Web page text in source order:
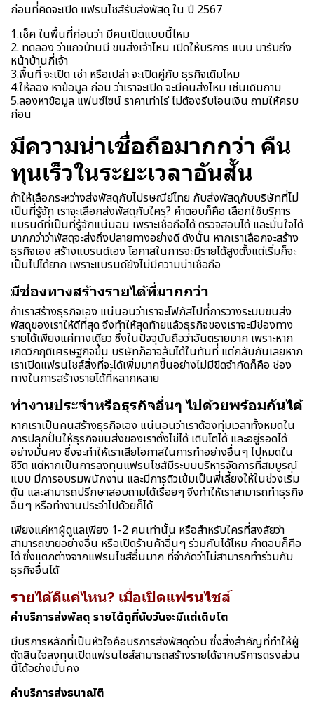
ก่อนที่คิดจะเปิด แฟรนไชส์รับส่งพัสดุ ใน ปี 2567
1.เช็ค ในพื้นที่ก่อนว่า มีคนเปิดแบบนี้ไหม
2. ทดลอง ว่าแถวบ้านมี ขนส่งเจ้าไหน เปิดให้บริการ แบบ มารับถึง
หน้าบ้านกี่เจ้า
3.พื้นที่ จะเปิด เช่า หรือเปล่า จะเปิดคู่กับ ธุรกิจเดิมไหม
4.ให้ลอง หาข้อมูล ก่อน ว่าเราจะเปิด จะมีคนส่งไหม เช่นเดินถาม
5.ลองหาข้อมูล แฟนซ์ไซน์ ราคาเท่าไร่ ไม่ต้องรีบโอนเงิน ถามให้ครบ
ก่อน
มีความน่าเชื่อถือมากกว่า คืน
ทุนเร็วในระยะเวลาอันสั้น
ถ้าให้เลือกระหว่างส่งพัสดุกับไปรษณีย์ไทย กับส่งพัสดุกับบริษัทที่ไม่
เป็นที่รู้จัก เราจะเลือกส่งพัสดุกับใคร? คำตอบก็คือ เลือกใช้บริการ
แบรนด์ที่เป็นที่รู้จักแน่นอน เพราะเชื่อถือได้ ตรวจสอบได้ และมั่นใจได้
มากกว่าว่าพัสดุจะส่งถึงปลายทางอย่างดี ดังนั้น หากเราเลือกจะสร้าง
ธุรกิจเอง สร้างแบรนด์เอง โอกาสในการจะมีรายได้สูงตั้งแต่เริ่มก็จะ
เป็นไปได้ยาก เพราะแบรนด์ยังไม่มีความน่าเชื่อถือ
มีช่องทางสร้างรายได้ที่มากกว่า
ถ้าเราสร้างธุรกิจเอง แน่นอนว่าเราจะโฟกัสไปที่การวางระบบขนส่ง
พัสดุของเราให้ดีที่สุด จึงทำให้สุดท้ายแล้วธุรกิจของเราจะมีช่องทาง
รายได้เพียงแค่ทางเดียว ซึ่งในปัจจุบันถือว่าอันตรายมาก เพราะหาก
เกิดวิกฤติเศรษฐกิจขึ้น บริษัทก็อาจล้มได้ในทันที่ แต่กลับกันเลยหาก
เราเปิดแฟรนไชส์สิ่งที่จะได้เพิ่มมากขึ้นอย่างไม่มีขีดจำกัดก็คือ ช่อง
ทางในการสร้างรายได้ที่หลากหลาย
ทำงานประจำหรือธุรกิจอื่นๆ ไปด้วยพร้อมกันได้
หากเราเป็นคนสร้างธุรกิจเอง แน่นอนว่าเราต้องทุ่มเวลาทั้งหมดใน
การปลุกปั้นให้ธุรกิจขนส่งของเราตั้งไข่ได้ เติบโตได้ และอยู่รอดได้
อย่างมั่นคง ซึ่งจะทำให้เราเสียโอกาสในการทำอย่างอื่นๆ ไปหมดใน
ชีวิต แต่หากเป็นการลงทุนแฟรนไชส์มีระบบบริหารจัดการที่สมบูรณ์
แบบ มีการอบรมพนักงาน และมีการติวเข้มเป็นพี่เลี้ยงให้ในช่วงเริ่ม
ต้น และสามารถปรึกษาสอบถามได้เรื่อยๆ จึงทำให้เราสามารถทำธุรกิจ
อื่นๆ หรือทำงานประจำไปด้วยก็ได้
เพียงแค่หาผู้ดูแลเพียง 1-2 คนเท่านั้น หรือสำหรับใครที่สงสัยว่า
สามารถขายอย่างอื่น หรือเปิดร้านค้าอื่นๆ ร่วมกันได้ไหม คำตอบก็คือ
ได้ ซึ่งแตกต่างจากแฟรนไชส์อื่นมาก ที่จำกัดว่าไม่สามารถทำร่วมกับ
ธุรกิจอื่นได้
รายได้ดีแค่ไหน? เมื่อเปิดแฟรนไชส์
ค่าบริการส่งพัสดุ รายได้ดูที่นับวันจะมีแต่เติบโต
มีบริการหลักที่เป็นหัวใจคือบริการส่งพัสดุด่วน ซึ่งสิ่งสำคัญที่ทำให้ผู้
ตัดสินใจลงทุนเปิดแฟรนไชส์สามารถสร้างรายได้จากบริการตรงส่วน
นี้ได้อย่างมั่นคง
ค่าบริการส่งธนาณัติ